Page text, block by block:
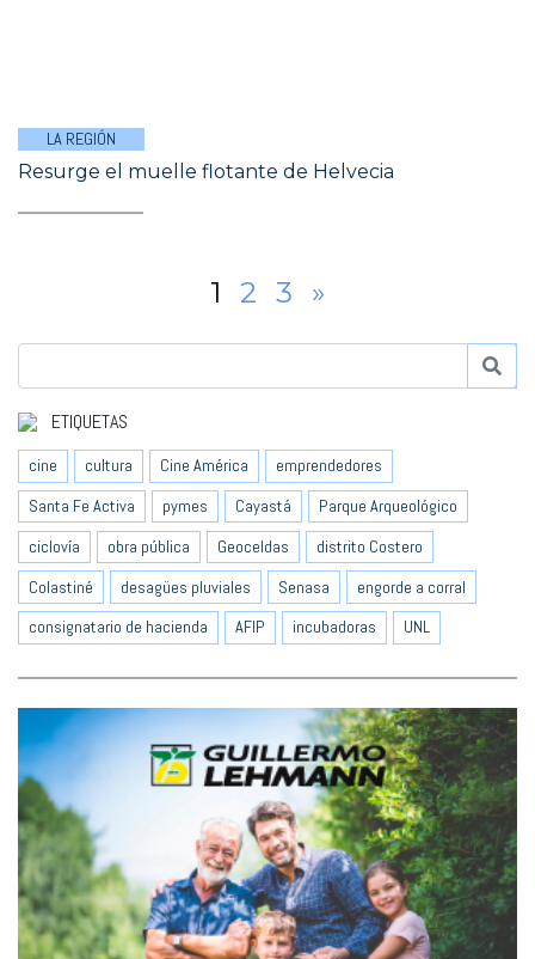
LA REGIÓN
Resurge el muelle flotante de Helvecia
1 2 3 »
ETIQUETAS
cine cultura Cine América
emprendedores
Santa Fe Activa
pymes Cayastá
Parque Arqueológico
ciclovía
obra pública Geoceldas
distrito Costero
Colastiné
desagües pluviales Senasa
engorde a corral
consignatario de hacienda
AFIP incubadoras UNL